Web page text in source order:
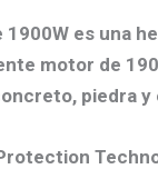
1900W es una
motor de
piedra